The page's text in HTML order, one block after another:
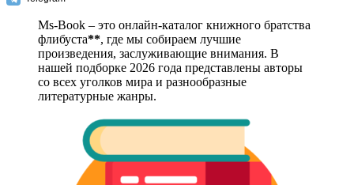
Ms-Book – это онлайн-каталог книжного братства
флибуста**, где мы собираем лучшие
произведения, заслуживающие внимания. В
нашей подборке 2026 года представлены авторы
со всех уголков мира и разнообразные
литературные жанры.